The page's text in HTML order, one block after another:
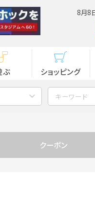
8月8
ぶ ショッピング
クーポン